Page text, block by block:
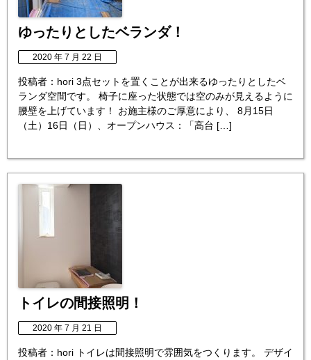
ゆったりとしたベランダ！
2020 年 7 月 22 日
投稿者：hori 3点セットを置くことが出来るゆったりとしたベ
ランダ空間です。 椅子に座った状態では空のみが見えるように
腰壁を上げています！ お施主様のご厚意により、 8月15日
（土）16日（日）、オープンハウス：「高台 […]
トイレの間接照明！
2020 年 7 月 21 日
投稿者：hori トイレは間接照明で雰囲気をつくります。 デザイ